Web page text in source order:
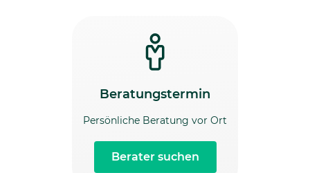
Beratungstermin
Persönliche Beratung vor Ort
Berater suchen